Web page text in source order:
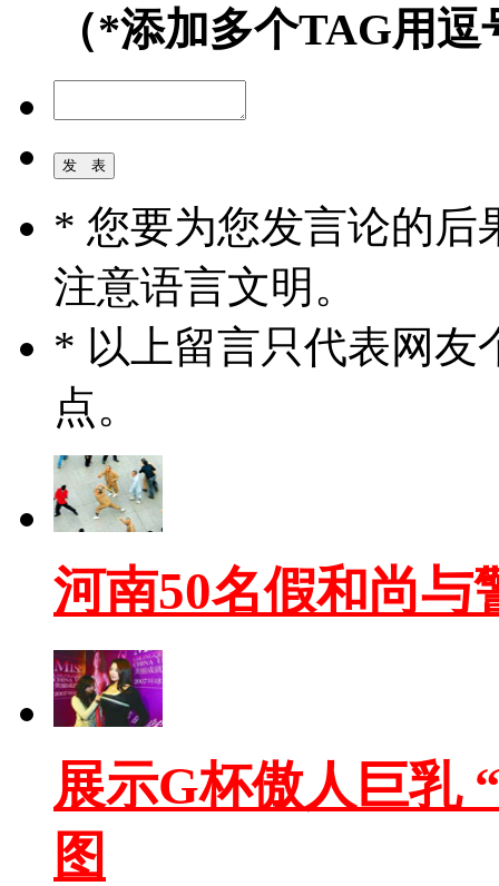
（*添加多个TAG用
* 您要为您发言论的后
注意语言文明。
* 以上留言只代表网友
点。
河南50名假和尚与
展示G杯傲人巨乳
图